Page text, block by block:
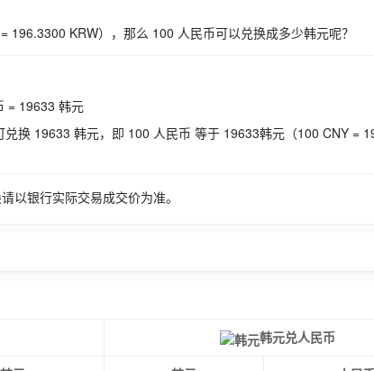
196.3300 KRW），那么 100 人民币可以兑换成多少韩元呢？
= 19633 韩元
换 19633 韩元，即 100 人民币 等于 19633韩元（100 CNY =
以银行实际交易成交价为准。
韩元兑人民币